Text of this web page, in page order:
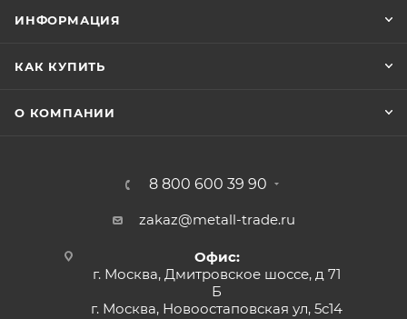
ИНФОРМАЦИЯ
КАК КУПИТЬ
О КОМПАНИИ
8 800 600 39 90
zakaz@metall-trade.ru
Офис:
г. Москва, Дмитровское шоссе, д 71
Б
г. Москва, Новоостаповская ул, 5с14